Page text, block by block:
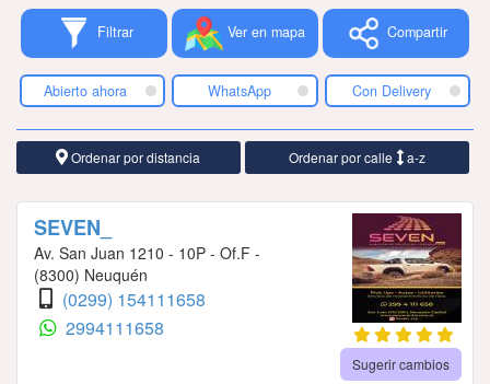
Tiendacores
Contactenos
Filtrar Ver en mapa Compartir
Abierto ahora WhatsApp Con Delivery
Ordenar por distancia Ordenar por calle a-z
SEVEN_
Av. San Juan 1210 - 10P - Of.F -
(8300) Neuquén
(0299) 154111658
2994111658
Sugerir cambios